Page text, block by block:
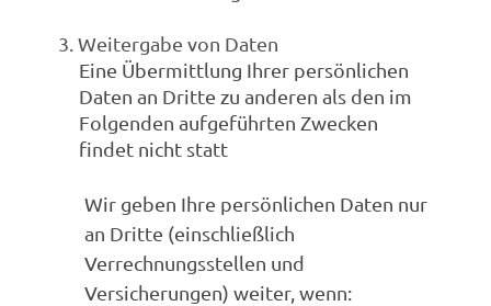
3. Weitergabe von Daten
Eine Übermittlung Ihrer persönlichen
Daten an Dritte zu anderen als den im
Folgenden aufgeführten Zwecken
findet nicht statt
Wir geben Ihre persönlichen Daten nur
an Dritte (einschließlich
Verrechnungsstellen und
Versicherungen) weiter, wenn: